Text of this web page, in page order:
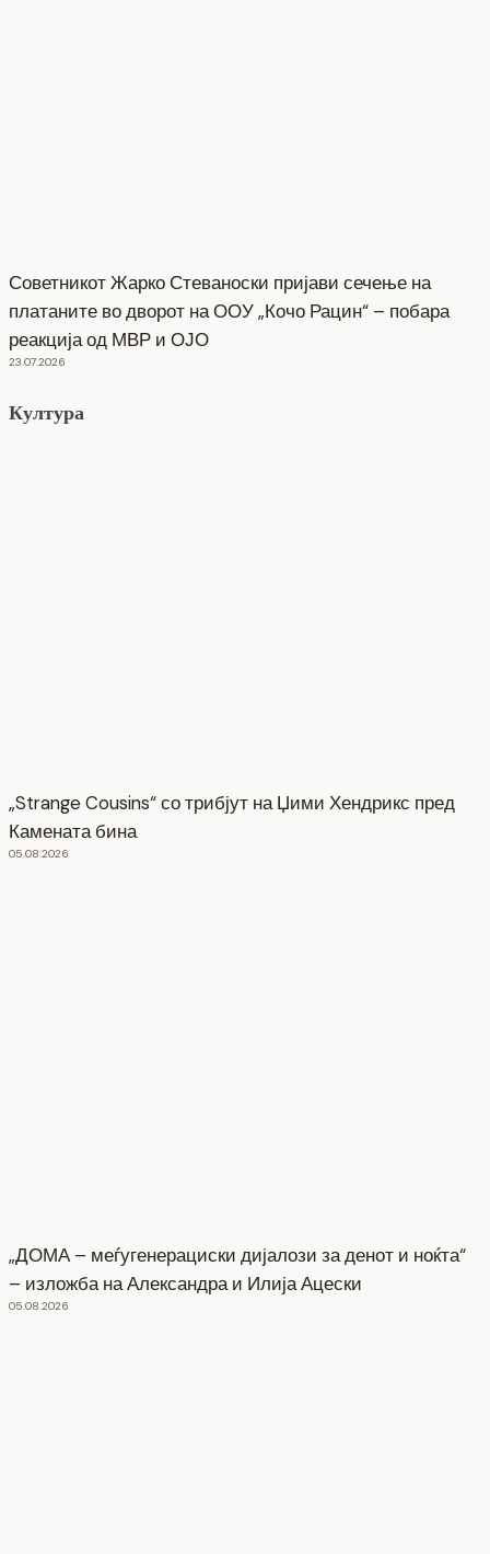
Советникот Жарко Стеваноски пријави сечење на
платаните во дворот на ООУ „Кочо Рацин“ – побара
реакција од МВР и ОЈО
23.07.2026
Култура
„Strange Cousins“ со трибјут на Џими Хендрикс пред
Камената бина
05.08.2026
„ДОМА – меѓугенерациски дијалози за денот и ноќта“
– изложба на Александра и Илија Ацески
05.08.2026